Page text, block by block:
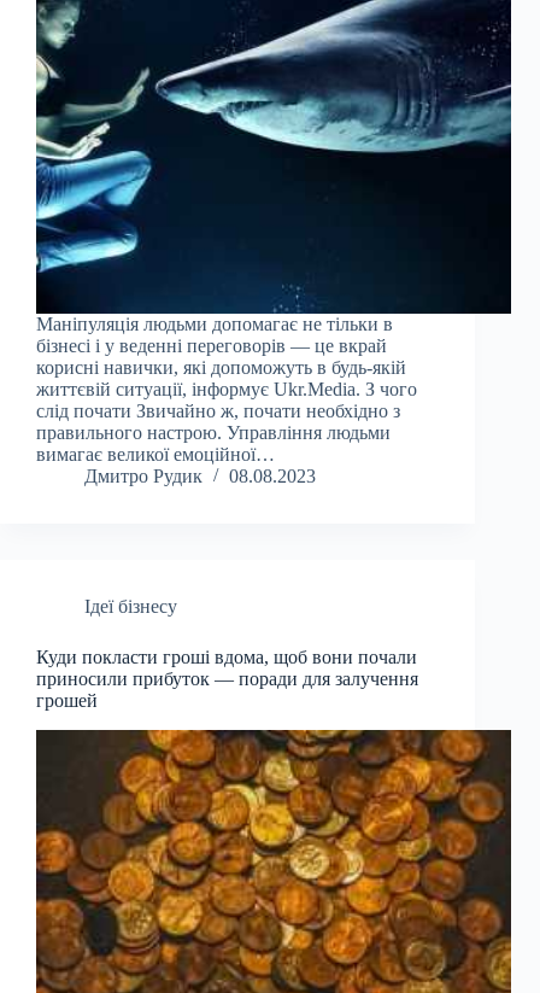
Маніпуляція людьми допомагає не тільки в
бізнесі і у веденні переговорів — це вкрай
корисні навички, які допоможуть в будь-якій
життєвій ситуації, інформує Ukr.Media. З чого
слід почати Звичайно ж, почати необхідно з
правильного настрою. Управління людьми
вимагає великої емоційної…
Дмитро Рудик
08.08.2023
Ідеї бізнесу
Куди покласти гроші вдома, щоб вони почали
приносили прибуток — поради для залучення
грошей